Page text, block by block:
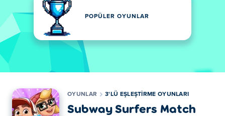
POPÜLER OYUNLAR
OYUNLAR 3'LÜ EŞLEŞTIRME OYUNLARI
Subway Surfers Match